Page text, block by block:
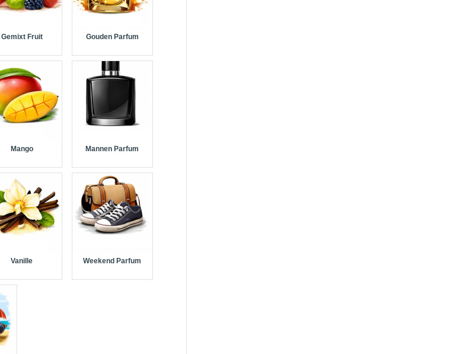
Gemixt Fruit Gouden Parfum
Mango Mannen Parfum
Vanille Weekend Parfum